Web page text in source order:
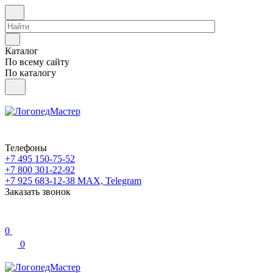
Каталог
По всему сайту
По каталогу
Телефоны
+7 495 150-75-52
+7 800 301-22-92
+7 925 683-12-38 MAX, Telegram
Заказать звонок
0
0